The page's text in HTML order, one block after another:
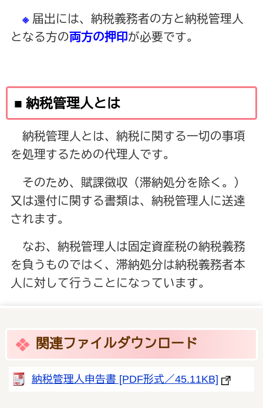
※届出には、納税義務者の方と納税管理人
となる方の両方の押印が必要です。
■ 納税管理人とは
納税管理人とは、納税に関する一切の事項
を処理するための代理人です。
そのため、賦課徴収（滞納処分を除く。）
又は還付に関する書類は、納税管理人に送達
されます。
なお、納税管理人は固定資産税の納税義務
を負うものではく、滞納処分は納税義務者本
人に対して行うことになっています。
関連ファイルダウンロード
納税管理人申告書 [PDF形式／45.11KB]